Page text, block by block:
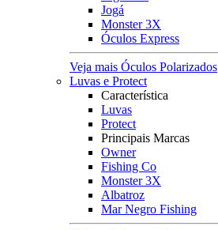
Jogá
Monster 3X
Óculos Express
Veja mais Óculos Polarizados
Luvas e Protect
Característica
Luvas
Protect
Principais Marcas
Owner
Fishing Co
Monster 3X
Albatroz
Mar Negro Fishing